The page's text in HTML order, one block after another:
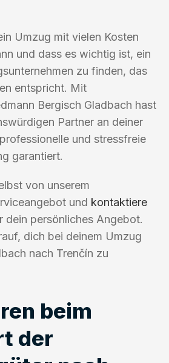
Umzug mit vielen Kosten
und dass es wichtig ist, ein
zu finden, das
entspricht. Mit
Bergisch Gladbach hast
Partner an deiner
und stressfreie
garantiert.
von unserem
und kontaktiere
dein persönliches Angebot.
dich bei deinem Umzug
nach Trenčín zu
beim
der